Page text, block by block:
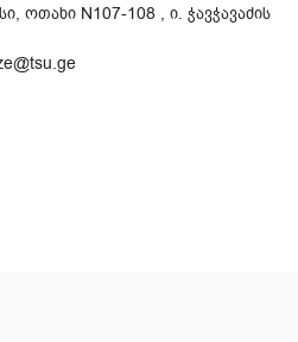
ოთახი N107-108 , ი. ჭავჭავაძის